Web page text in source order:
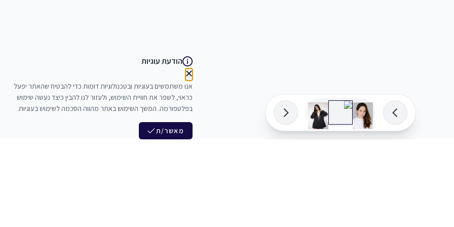
הודעת עוגיות
אנו משתמשים בעוגיות ובטכנולוגיות דומות כדי להבטיח שהאתר יפעל
כראוי, לשפר את חוויית השימוש, ולעזור לנו להבין כיצד נעשה שימוש
בפלטפורמה. המשך השימוש באתר מהווה הסכמה לשימוש בעוגיות.
מאשר/ת